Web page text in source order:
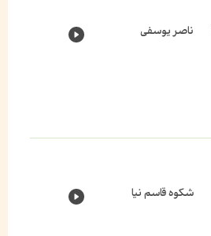
ناصر یوسفی
شکوه قاسم نیا